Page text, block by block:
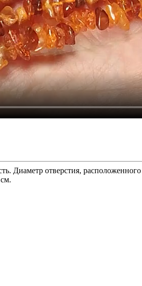
Диаметр отверстия,